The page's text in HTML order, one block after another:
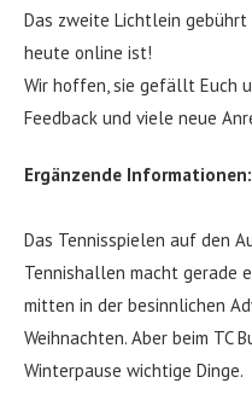
Das zweite Lichtlein gebührt
heute online ist!
Wir hoffen, sie gefällt Euch
Feedback und viele neue
Ergänzende Informationen:
Das Tennisspielen auf den
Tennishallen macht gerade
mitten in der besinnlichen
Weihnachten. Aber beim TC
Winterpause wichtige Dinge.